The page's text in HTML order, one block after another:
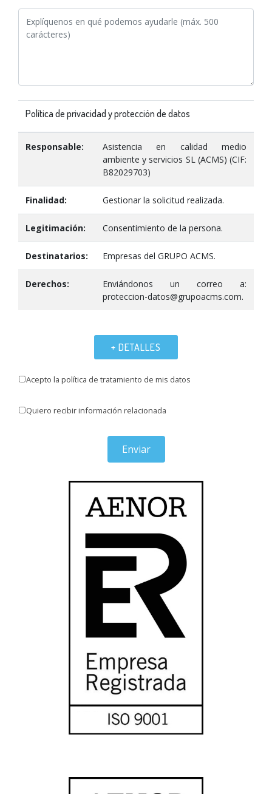
Política de privacidad y protección de datos
Responsable:
Asistencia en calidad medio
ambiente y servicios SL (ACMS) (CIF:
B82029703)
Finalidad: Gestionar la solicitud realizada.
Legitimación: Consentimiento de la persona.
Destinatarios: Empresas del GRUPO ACMS.
Derechos:
Enviándonos un correo a:
proteccion-datos@grupoacms.com.
+ DETALLES
Acepto la política de tratamiento de mis datos
Quiero recibir información relacionada
Enviar